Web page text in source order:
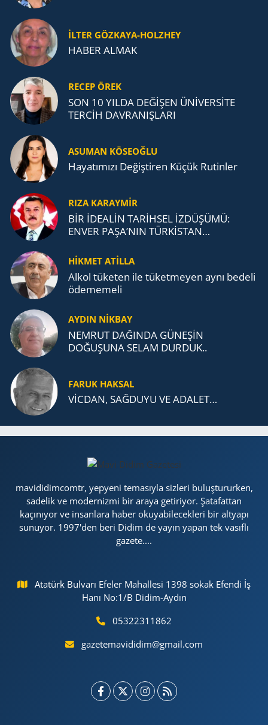
İLTER GÖZKAYA-HOLZHEY
HABER ALMAK
RECEP ÖREK
SON 10 YILDA DEĞİŞEN ÜNİVERSİTE
TERCİH DAVRANIŞLARI
ASUMAN KÖSEOĞLU
Ha­ya­tı­mı­zı De­ğiş­ti­ren Küçük Ru­tin­ler
RIZA KARAYMIR
BİR İDEALİN TARİHSEL İZDÜŞÜMÜ:
ENVER PAŞA’NIN TÜRKİSTAN
TEŞKİLATI’NA UZANAN MİRASI
HİKMET ATİLLA
Alkol tü­ke­ten ile tü­ket­me­yen aynı be­de­li
öde­me­me­li
AYDIN NİKBAY
NEMRUT DAĞINDA GÜNEŞİN
DOĞUŞUNA SELAM DURDUK..
FARUK HAKSAL
VİCDAN, SAĞ­DU­YU VE ADA­LET…
mavididimcomtr, yepyeni temasıyla sizleri buluştururken,
sadelik ve modernizmi bir araya getiriyor. Şatafattan
kaçınıyor ve insanlara haber okuyabilecekleri bir altyapı
sunuyor. 1997'den beri Didim de yayın yapan tek vasıflı
gazete....
Atatürk Bulvarı Efeler Mahallesi 1398 sokak Efendi İş
Hanı No:1/B Didim-Aydın
05322311862
gazetemavididim@gmail.com